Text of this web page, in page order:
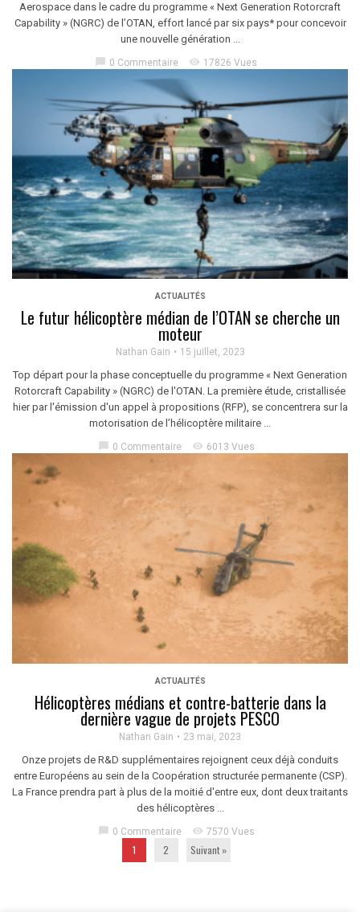
Aerospace dans le cadre du programme « Next Generation Rotorcraft
Capability » (NGRC) de l’OTAN, effort lancé par six pays* pour concevoir
une nouvelle génération ...
chat_bubble 0 Commentaire visibility 17826 Vues
ACTUALITÉS
Le futur hélicoptère médian de l’OTAN se cherche un
moteur
Nathan Gain 15 juillet, 2023
Top départ pour la phase conceptuelle du programme « Next Generation
Rotorcraft Capability » (NGRC) de l'OTAN. La première étude, cristallisée
hier par l'émission d'un appel à propositions (RFP), se concentrera sur la
motorisation de l’hélicoptère militaire ...
chat_bubble 0 Commentaire visibility 6013 Vues
ACTUALITÉS
Hélicoptères médians et contre-batterie dans la
dernière vague de projets PESCO
Nathan Gain 23 mai, 2023
Onze projets de R&D supplémentaires rejoignent ceux déjà conduits
entre Européens au sein de la Coopération structurée permanente (CSP).
La France prendra part à plus de la moitié d'entre eux, dont deux traitants
des hélicoptères ...
0 Commentaire visibility 7570 Vues
1 2 Suivant »